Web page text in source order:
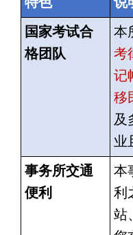
特色 说
国家考试合
格团队
本
考
记
移
及
业
事务所交通
便利
本
利
站